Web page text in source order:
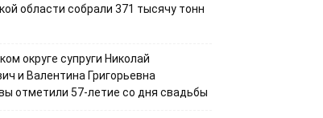
области собрали 371 тысячу тонн
округе супруги Николай
и Валентина Григорьевна
отметили 57-летие со дня свадьбы